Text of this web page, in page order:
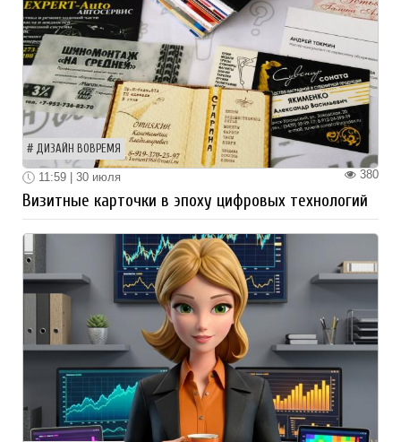
ДИЗАЙН ВОВРЕМЯ
380
11:59 | 30 июля
Визитные карточки в эпоху цифровых технологий